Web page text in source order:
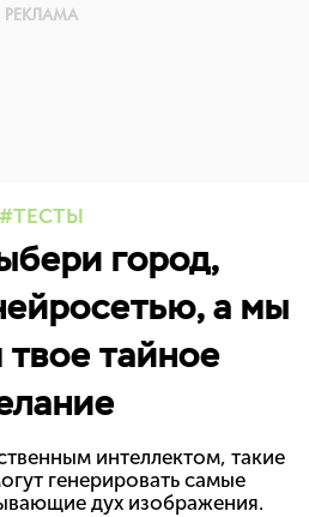
ТЕСТЫ
город,
а мы
тайное
интеллектом, такие
генерировать самые
дух изображения.